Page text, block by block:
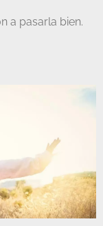
a pasarla bien.